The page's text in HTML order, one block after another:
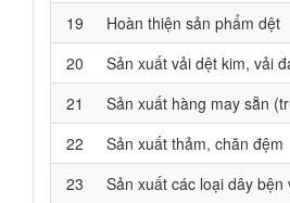
19
Hoàn thiện sản phẩm dệt
20
Sản xuất vải dệt kim, vải
21
Sản xuất hàng may sẵn
22
Sản xuất thảm, chăn đệm
23
Sản xuất các loại dây bện